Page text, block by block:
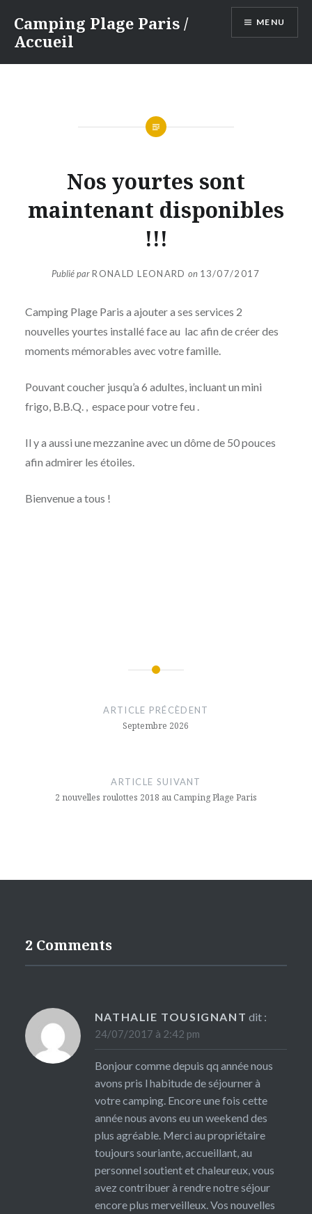
contenu
principal
Camping Plage Paris /
Accueil
MENU
Nos yourtes sont
maintenant disponibles
!!!
Publié parRONALD LEONARD on 13/07/2017
Camping Plage Paris a ajouter a ses services 2
nouvelles yourtes installé face au lac afin de créer des
moments mémorables avec votre famille.
Pouvant coucher jusqu’a 6 adultes, incluant un mini
frigo, B.B.Q. , espace pour votre feu .
Il y a aussi une mezzanine avec un dôme de 50 pouces
afin admirer les étoiles.
Bienvenue a tous !
ARTICLE PRÉCÈDENT
Septembre 2026
ARTICLE SUIVANT
2 nouvelles roulottes 2018 au Camping Plage Paris
2 Comments
NATHALIE TOUSIGNANT dit :
24/07/2017 à 2:42 pm
Bonjour comme depuis qq année nous
avons pris l habitude de séjourner à
votre camping. Encore une fois cette
année nous avons eu un weekend des
plus agréable. Merci au propriétaire
toujours souriante, accueillant, au
personnel soutient et chaleureux, vous
avez contribuer à rendre notre séjour
encore plus merveilleux. Vos nouvelles